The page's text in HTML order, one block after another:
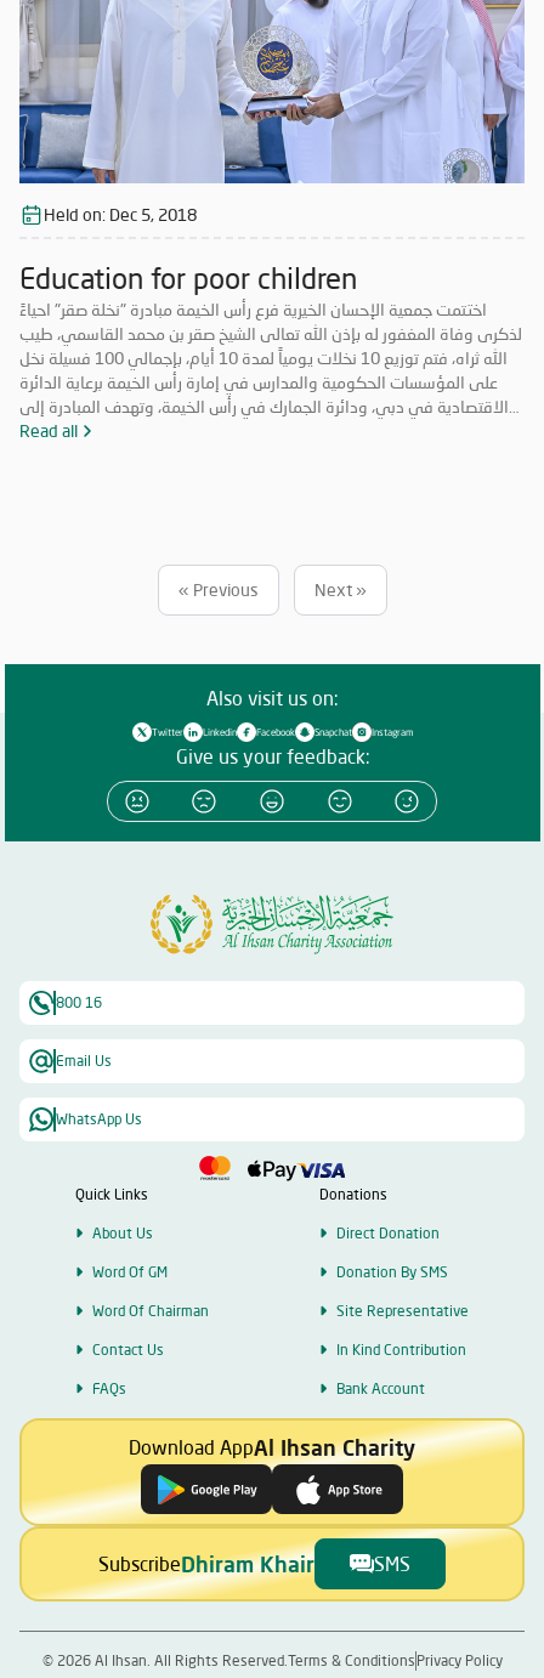
Held on: Dec 5, 2018
Education for poor children
اختتمت جمعية الإحسان الخيرية فرع رأس الخيمة مبادرة "نخلة صقر" احياءً
لذكرى وفاة المغفور له بإذن الله تعالى الشيخ صقر بن محمد القاسمي، طيب
الله ثراه، فتم توزيع 10 نخلات يومياً لمدة 10 أيام، بإجمالي 100 فسيلة نخل
على المؤسسات الحكومية والمدارس في إمارة رأس الخيمة برعاية الدائرة
الاقتصادية في دبي، ودائرة الجمارك في رأس الخيمة، وتهدف المبادرة إلى
تعزيز روح التكاتف والمسؤولية المجتمعية وتعزيز الأعمال التطوعية. حضر
Read all
« Previous Next »
Also visit us on:
Twitter Linkedin Facebook Snapchat Instagram
Give us your feedback:
800 16
Email Us
WhatsApp Us
Quick Links
About Us
Word Of GM
Word Of Chairman
Contact Us
FAQs
Donations
Direct Donation
Donation By SMS
Site Representative
In Kind Contribution
Bank Account
Download AppAl Ihsan Charity
SubscribeDhiram Khair SMS
© 2026Al Ihsan. All Rights Reserved.Terms & Conditions Privacy Policy